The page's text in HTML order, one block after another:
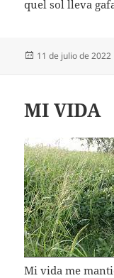
quel sol lleva
Publicado
11 de julio de 2022
MI VIDA
Mi vida me